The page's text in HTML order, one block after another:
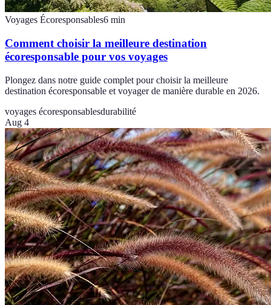
Voyages Écoresponsables6 min
Comment choisir la meilleure destination
écoresponsable pour vos voyages
Plongez dans notre guide complet pour choisir la meilleure
destination écoresponsable et voyager de manière durable en 2026.
voyages écoresponsablesdurabilité
Aug 4